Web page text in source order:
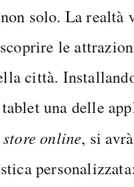
solo. La realtà
le
città.
una delle
store online, si